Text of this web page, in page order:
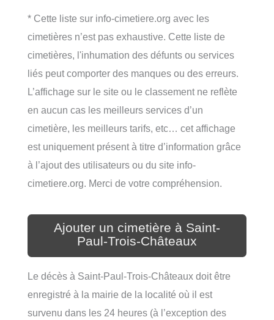
* Cette liste sur info-cimetiere.org avec les
cimetières n’est pas exhaustive. Cette liste de
cimetières, l'inhumation des défunts ou services
liés peut comporter des manques ou des erreurs.
L’affichage sur le site ou le classement ne reflète
en aucun cas les meilleurs services d’un
cimetière, les meilleurs tarifs, etc… cet affichage
est uniquement présent à titre d’information grâce
à l’ajout des utilisateurs ou du site info-
cimetiere.org. Merci de votre compréhension.
Ajouter un cimetière à Saint-
Paul-Trois-Châteaux
Le décès à Saint-Paul-Trois-Châteaux doit être
enregistré à la mairie de la localité où il est
survenu dans les 24 heures (à l’exception des